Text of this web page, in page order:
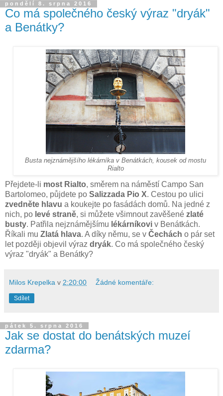
pondělí 8. srpna 2016
Co má společného český výraz "dryák"
a Benátky?
Busta nejznámějšího lékárníka v Benátkách, kousek od mostu
Rialto
Přejdete-li most Rialto, směrem na náměstí Campo San
Bartolomeo, půjdete po Salizzada Pio X. Cestou po ulici
zvedněte hlavu a koukejte po fasádách domů. Na jedné z
nich, po levé straně, si můžete všimnout zavěšené zlaté
busty. Patřila nejznámějšímu lékárníkovi v Benátkách.
Říkali mu Zlatá hlava. A díky němu, se v Čechách o pár set
let později objevil výraz dryák. Co má společného český
výraz "dryák" a Benátky?
Milos Krepelka v 2:20:00 Žádné komentáře:
Sdílet
pátek 5. srpna 2016
Jak se dostat do benátských muzeí
zdarma?